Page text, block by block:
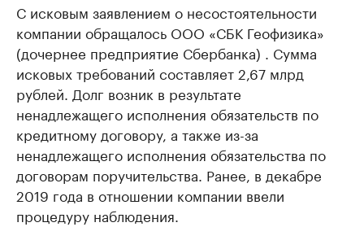
С исковым заявлением о несостоятельности
компании обращалось ООО «СБК Геофизика»
(дочернее предприятие Сбербанка) . Сумма
исковых требований составляет 2,67 млрд
рублей. Долг возник в результате
ненадлежащего исполнения обязательств по
кредитному договору, а также из-за
ненадлежащего исполнения обязательства по
договорам поручительства. Ранее, в декабре
2019 года в отношении компании ввели
процедуру наблюдения.